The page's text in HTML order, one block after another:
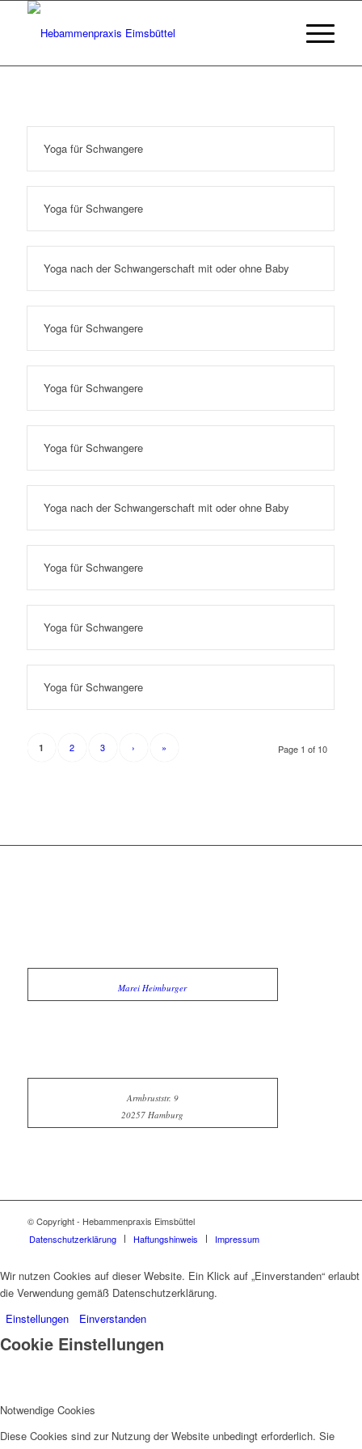
Yoga für Schwangere
Yoga für Schwangere
Yoga nach der Schwangerschaft mit oder ohne Baby
Yoga für Schwangere
Yoga für Schwangere
Yoga für Schwangere
Yoga nach der Schwangerschaft mit oder ohne Baby
Yoga für Schwangere
Yoga für Schwangere
Yoga für Schwangere
Page 1 of 10
1 2 3 › »
Marei Heimburger
Armbruststr. 9
20257 Hamburg
© Copyright - Hebammenpraxis Eimsbüttel
Datenschutzerklärung
Haftungshinweis Impressum
Wir nutzen Cookies auf dieser Website. Ein Klick auf „Einverstanden“ erlaubt
die Verwendung gemäß Datenschutzerklärung.
Einstellungen
Einverstanden
Cookie Einstellungen
Notwendige Cookies
Diese Cookies sind zur Nutzung der Website unbedingt erforderlich. Sie